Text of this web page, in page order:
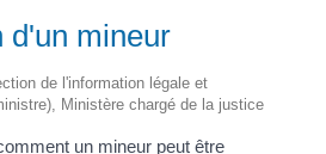
d'un mineur
de l'information légale et
Ministère chargé de la justice
un mineur peut être